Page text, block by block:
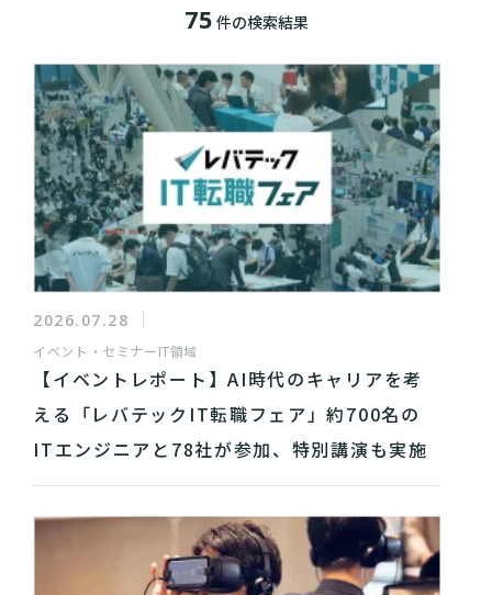
75 件の検索結果
2026.07.28
イベント・セミナーIT領域
【イベントレポート】AI時代のキャリアを考
える「レバテックIT転職フェア」約700名の
ITエンジニアと78社が参加、特別講演も実施